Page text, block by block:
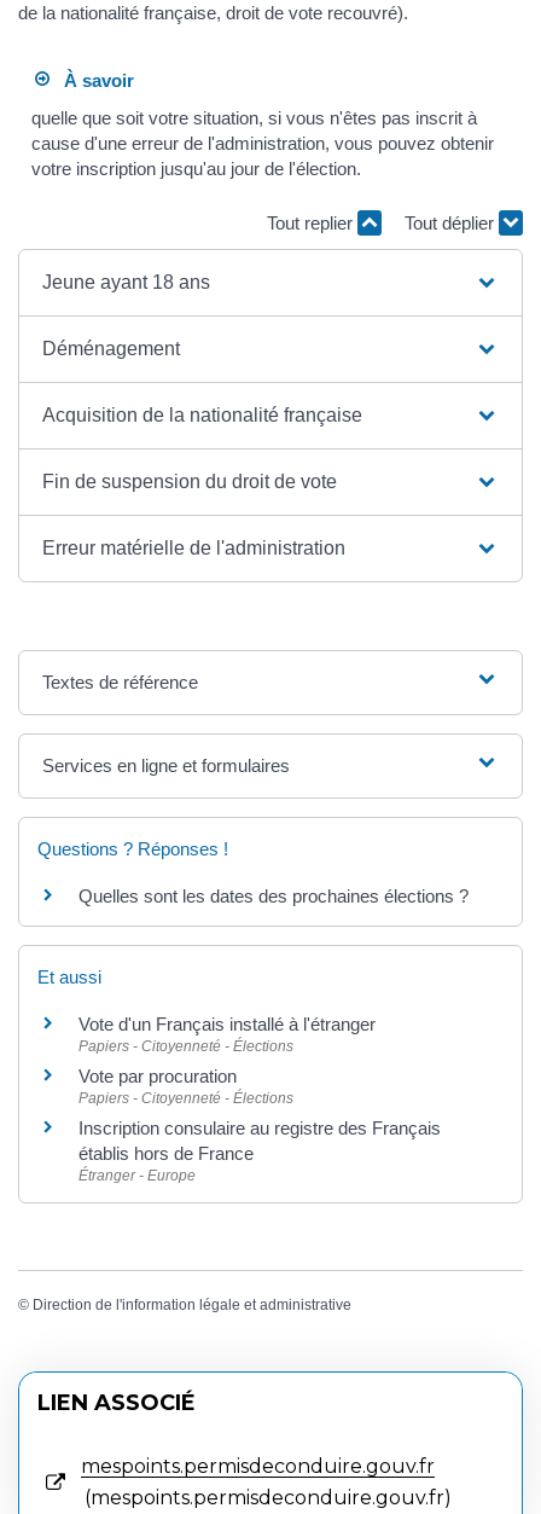
de la nationalité française, droit de vote recouvré).
À savoir
quelle que soit votre situation, si vous n'êtes pas inscrit à
cause d'une erreur de l'administration, vous pouvez obtenir
votre inscription jusqu'au jour de l'élection.
Tout replier Tout déplier
Jeune ayant 18 ans
Déménagement
Acquisition de la nationalité française
Fin de suspension du droit de vote
Erreur matérielle de l'administration
Textes de référence
Services en ligne et formulaires
Questions ? Réponses !
Quelles sont les dates des prochaines élections ?
Et aussi
Vote d'un Français installé à l'étranger
Papiers - Citoyenneté - Élections
Vote par procuration
Papiers - Citoyenneté - Élections
Inscription consulaire au registre des Français
établis hors de France
Étranger - Europe
© Direction de l'information légale et administrative
LIEN ASSOCIÉ
mespoints.permisdeconduire.gouv.fr
mespoints.permisdeconduire.gouv.fr